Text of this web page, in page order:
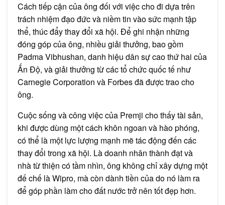
Cách tiếp cận của ông đối với việc cho đi dựa trên
trách nhiệm đạo đức và niềm tin vào sức mạnh tập
thể, thúc đẩy thay đổi xã hội. Để ghi nhận những
đóng góp của ông, nhiều giải thưởng, bao gồm
Padma Vibhushan, danh hiệu dân sự cao thứ hai của
Ấn Độ, và giải thưởng từ các tổ chức quốc tế như
Carnegie Corporation và Forbes đã được trao cho
ông.
Cuộc sống và công việc của Premji cho thấy tài sản,
khi được dùng một cách khôn ngoan và hào phóng,
có thể là một lực lượng mạnh mẽ tác động đến các
thay đổi trong xã hội. Là doanh nhân thành đạt và
nhà từ thiện có tầm nhìn, ông không chỉ xây dựng một
đế chế là Wipro, mà còn dành tiền của do nó làm ra
để góp phần làm cho đất nước trở nên tốt đẹp hơn.